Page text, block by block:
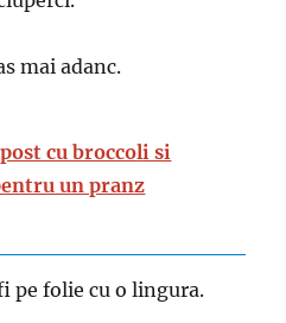
mai adanc.
cu broccoli si
un pranz
pe folie cu o lingura.